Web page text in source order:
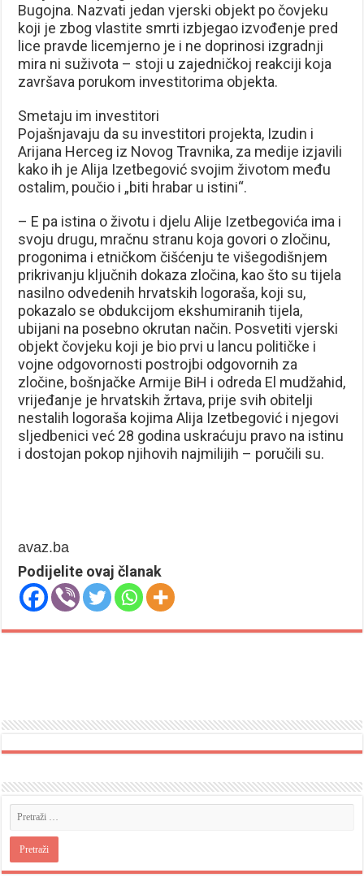
Bugojna. Nazvati jedan vjerski objekt po čovjeku
koji je zbog vlastite smrti izbjegao izvođenje pred
lice pravde licemjerno je i ne doprinosi izgradnji
mira ni suživota – stoji u zajedničkoj reakciji koja
završava porukom investitorima objekta.
Smetaju im investitori
Pojašnjavaju da su investitori projekta, Izudin i
Arijana Herceg iz Novog Travnika, za medije izjavili
kako ih je Alija Izetbegović svojim životom među
ostalim, poučio i „biti hrabar u istini“.
– E pa istina o životu i djelu Alije Izetbegovića ima i
svoju drugu, mračnu stranu koja govori o zločinu,
progonima i etničkom čišćenju te višegodišnjem
prikrivanju ključnih dokaza zločina, kao što su tijela
nasilno odvedenih hrvatskih logoraša, koji su,
pokazalo se obdukcijom ekshumiranih tijela,
ubijani na posebno okrutan način. Posvetiti vjerski
objekt čovjeku koji je bio prvi u lancu političke i
vojne odgovornosti postrojbi odgovornih za
zločine, bošnjačke Armije BiH i odreda El mudžahid,
vrijeđanje je hrvatskih žrtava, prije svih obitelji
nestalih logoraša kojima Alija Izetbegović i njegovi
sljedbenici već 28 godina uskraćuju pravo na istinu
i dostojan pokop njihovih najmilijih – poručili su.
avaz.ba
Podijelite ovaj članak